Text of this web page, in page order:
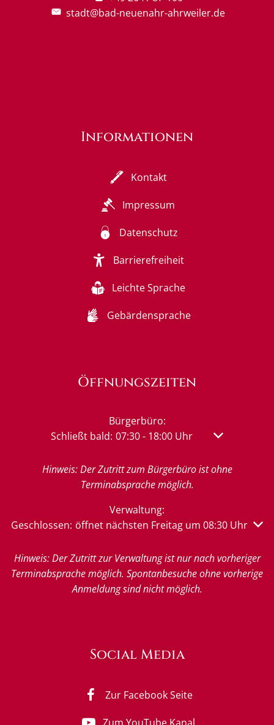
stadt@bad-neuenahr-ahrweiler.de
Informationen
Kontakt
Impressum
Datenschutz
Barrierefreiheit
Leichte Sprache
Gebärdensprache
Öffnungszeiten
Bürgerbüro:
Klicken, um weitere Öffnungs- oder
Schließt bald: 07:30- 18:00 Uhr Von 07:30
Hinweis: Der Zutritt zum Bürgerbüro ist ohne
Terminabsprache möglich.
Verwaltung:
Klicken, um weitere Öffnungs- oder Schließzeiten
Geschlossen: öffnet nächsten Freitag um 08:30 Uhr
Hinweis: Der Zutritt zur Verwaltung ist nur nach vorheriger
Terminabsprache möglich. Spontanbesuche ohne vorherige
Anmeldung sind nicht möglich.
Social Media
Zur Facebook Seite
Zum YouTube Kanal